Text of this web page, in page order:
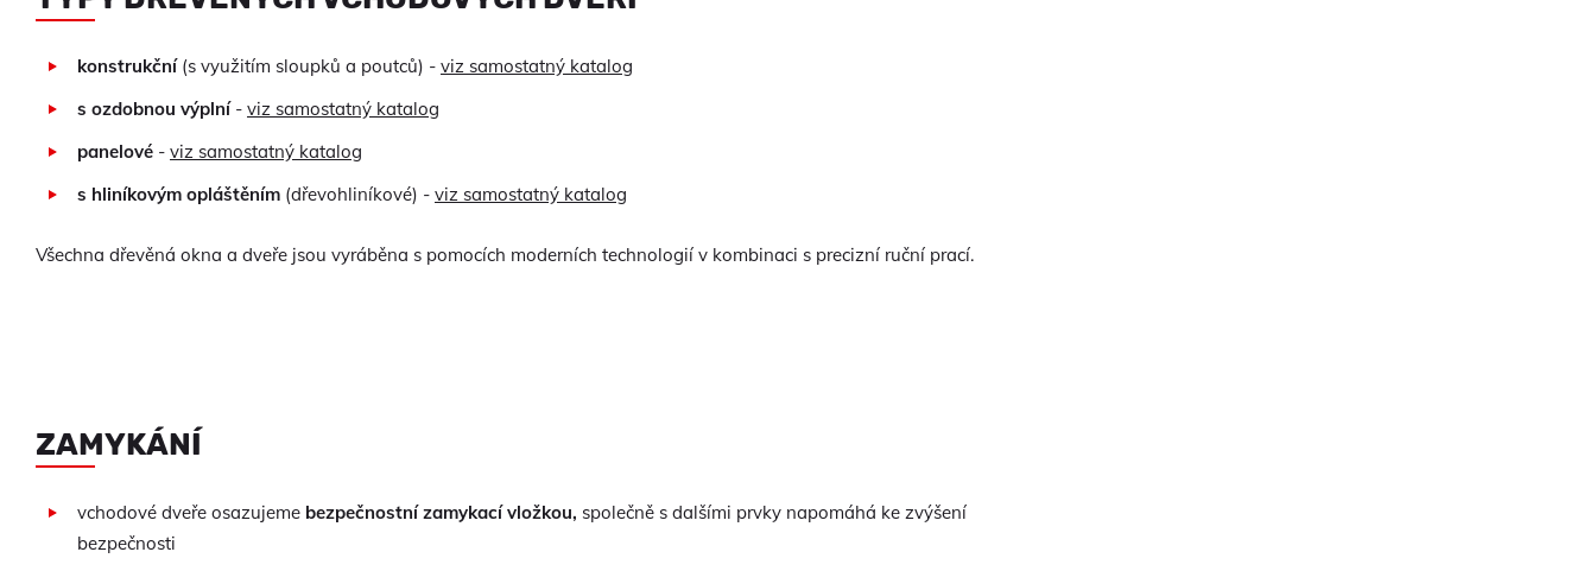
konstrukční(s využitím sloupků a poutců) - viz samostatný katalog
s ozdobnou výplní- viz samostatný katalog
panelové - viz samostatný katalog
s hliníkovým opláštěním (dřevohliníkové) - viz samostatný katalog
Všechna dřevěná okna a dveře jsou vyráběna s pomocích moderních technologií v kombinaci s precizní ruční prací.
ZAMYKÁNÍ
vchodové dveře osazujeme bezpečnostní zamykací vložkou, společně s dalšími prvky napomáhá ke zvýšení
bezpečnosti